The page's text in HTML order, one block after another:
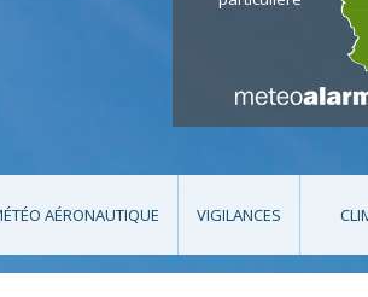
AÉRONAUTIQUE VIGILANCES